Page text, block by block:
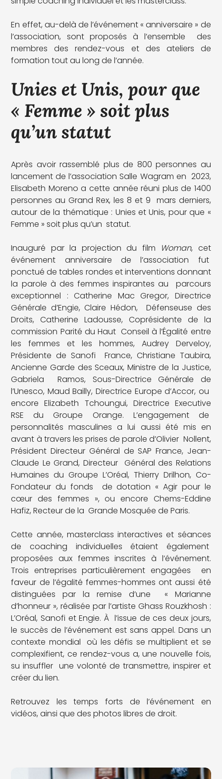
En effet, au-delà de l’événement « anniversaire » de
l’association, sont proposés à l’ensemble des
membres des rendez-vous et des ateliers de
formation tout au long de l’année.
Unies et Unis, pour que
« Femme » soit plus
qu’un statut
Après avoir rassemblé plus de 800 personnes au
lancement de l’association Salle Wagram en 2023,
Elisabeth Moreno a cette année réuni plus de 1400
personnes au Grand Rex, les 8 et 9 mars derniers,
autour de la thématique : Unies et Unis, pour que «
Femme » soit plus qu’un statut.
Inauguré par la projection du film Woman, cet
événement anniversaire de l’association fut
ponctué de tables rondes et interventions donnant
la parole à des femmes inspirantes au parcours
exceptionnel : Catherine Mac Gregor, Directrice
Générale d’Engie, Claire Hédon, Défenseuse des
Droits, Catherine Ladousse, Coprésidente de la
commission Parité du Haut Conseil à l’Égalité entre
les femmes et les hommes, Audrey Derveloy,
Présidente de Sanofi France, Christiane Taubira,
Ancienne Garde des Sceaux, Ministre de la Justice,
Gabriela Ramos, Sous-Directrice Générale de
l’Unesco, Maud Bailly, Directrice Europe d’Accor, ou
encore Elizabeth Tchoungui, Directrice Executive
RSE du Groupe Orange. L’engagement de
personnalités masculines a lui aussi été mis en
avant à travers les prises de parole d’Olivier Nollent,
Président Directeur Général de SAP France, Jean-
Claude Le Grand, Directeur Général des Relations
Humaines du Groupe L’Oréal, Thierry Drilhon, Co-
Fondateur du fonds de dotation « Agir pour le
cœur des femmes », ou encore Chems-Eddine
Hafiz, Recteur de la Grande Mosquée de Paris.
Cette année, masterclass interactives et séances
de coaching individuelles étaient également
proposées aux femmes inscrites à l’événement.
Trois entreprises particulièrement engagées en
faveur de l’égalité femmes-hommes ont aussi été
distinguées par la remise d’une « Marianne
d’honneur », réalisée par l’artiste Ghass Rouzkhosh :
L’Oréal, Sanofi et Engie. À l’issue de ces deux jours,
le succès de l’événement est sans appel. Dans un
contexte mondial où les défis se multiplient et se
complexifient, ce rendez-vous a, une nouvelle fois,
su insuffler une volonté de transmettre, inspirer et
créer du lien.
Retrouvez les temps forts de l’événement en
vidéos, ainsi que des photos libres de droit.